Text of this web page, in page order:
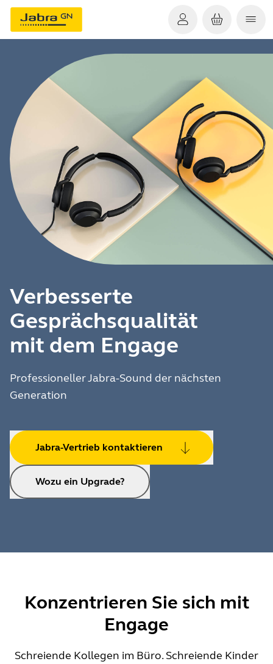
Verbesserte
Gesprächsqualität
mit dem Engage
Professioneller Jabra-Sound der nächsten
Generation
Jabra-Vertrieb kontaktieren
Wozu ein Upgrade?
Konzentrieren Sie sich mit
Engage
Schreiende Kollegen im Büro. Schreiende Kinder